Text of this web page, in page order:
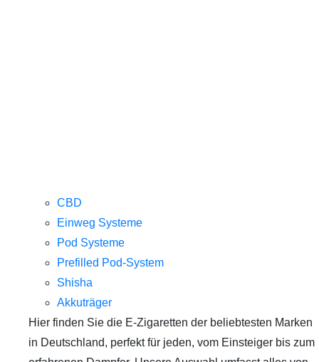
CBD
Einweg Systeme
Pod Systeme
Prefilled Pod-System
Shisha
Akkuträger
Hier finden Sie die E-Zigaretten der beliebtesten Marken
in Deutschland, perfekt für jeden, vom Einsteiger bis zum